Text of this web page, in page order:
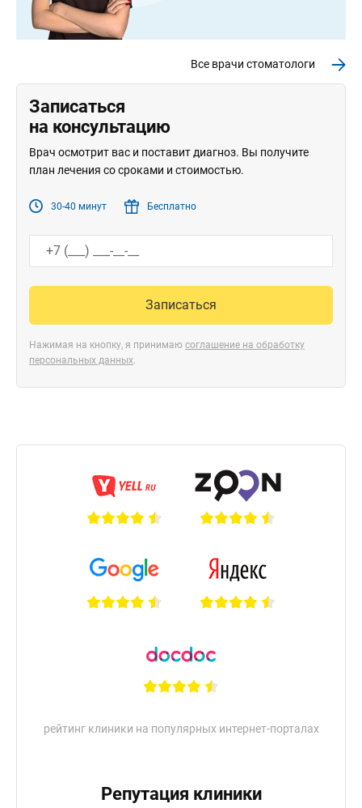
Записаться
на консультацию
Врач осмотрит вас и поставит диагноз. Вы получите
план лечения со сроками и стоимостью.
30-40 минут Бесплатно
Записаться
Нажимая на кнопку, я принимаю соглашение на обработку
персональных данных.
Все врачи стоматологи
рейтинг клиники на популярных интернет-порталах
Репутация клиники